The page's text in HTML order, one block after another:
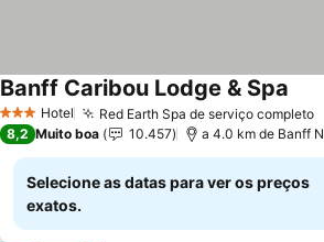
3 EstrelasHotel Red Earth Spa de serviço completo
Banff Caribou Lodge & Spa
8,2 Muito boa 10.457 a 4.0 km de Banff
Selecione as datas para ver os preços
exatos.